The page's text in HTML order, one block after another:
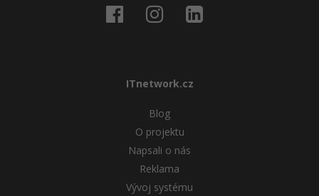
ITnetwork.cz
Blog
O projektu
Napsali o nás
Reklama
Vývoj systému